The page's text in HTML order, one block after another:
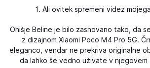
1. Ali ovitek spremeni videz
Ohišje Beline je bilo zasnovano tako, da
z dizajnom Xiaomi Poco M4 Pro 5G.
eleganco, vendar ne prekriva originalne
da lahko še vedno uživate v njegovem